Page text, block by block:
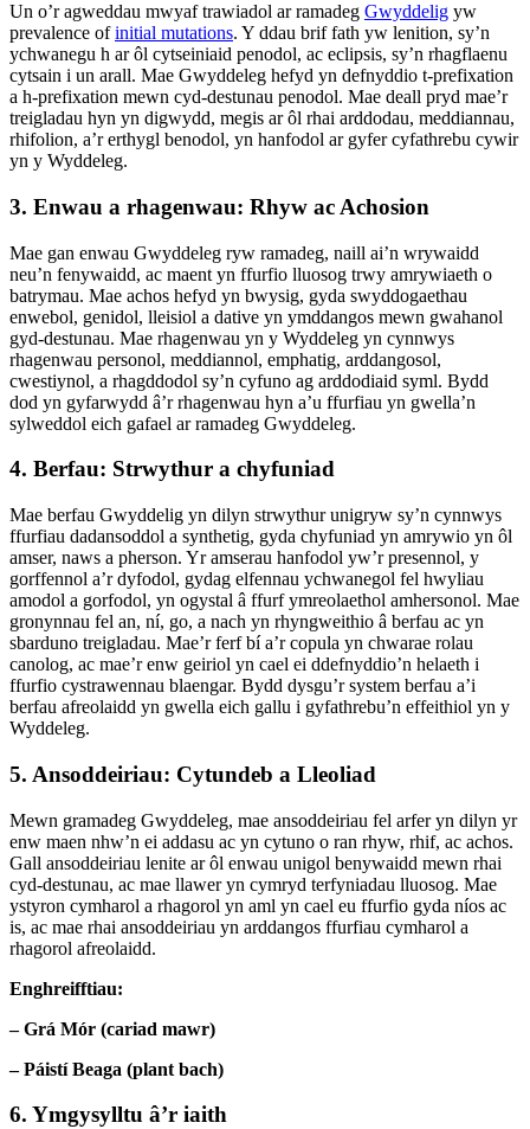
Un o’r agweddau mwyaf trawiadol ar ramadeg Gwyddelig yw
prevalence ofinitial mutations. Y ddau brif fath yw lenition, sy’n
ychwanegu h ar ôl cytseiniaid penodol, ac eclipsis, sy’n rhagflaenu
cytsain i un arall. Mae Gwyddeleg hefyd yn defnyddio t-prefixation
a h-prefixation mewn cyd-destunau penodol. Mae deall pryd mae’r
treigladau hyn yn digwydd, megis ar ôl rhai arddodau, meddiannau,
rhifolion, a’r erthygl benodol, yn hanfodol ar gyfer cyfathrebu cywir
yn y Wyddeleg.
3. Enwau a rhagenwau: Rhyw ac Achosion
Mae gan enwau Gwyddeleg ryw ramadeg, naill ai’n wrywaidd
neu’n fenywaidd, ac maent yn ffurfio lluosog trwy amrywiaeth o
batrymau. Mae achos hefyd yn bwysig, gyda swyddogaethau
enwebol, genidol, lleisiol a dative yn ymddangos mewn gwahanol
gyd-destunau. Mae rhagenwau yn y Wyddeleg yn cynnwys
rhagenwau personol, meddiannol, emphatig, arddangosol,
cwestiynol, a rhagddodol sy’n cyfuno ag arddodiaid syml. Bydd
dod yn gyfarwydd â’r rhagenwau hyn a’u ffurfiau yn gwella’n
sylweddol eich gafael ar ramadeg Gwyddeleg.
4. Berfau: Strwythur a chyfuniad
Mae berfau Gwyddelig yn dilyn strwythur unigryw sy’n cynnwys
ffurfiau dadansoddol a synthetig, gyda chyfuniad yn amrywio yn ôl
amser, naws a pherson. Yr amserau hanfodol yw’r presennol, y
gorffennol a’r dyfodol, gydag elfennau ychwanegol fel hwyliau
amodol a gorfodol, yn ogystal â ffurf ymreolaethol amhersonol. Mae
gronynnau fel an, ní, go, a nach yn rhyngweithio â berfau ac yn
sbarduno treigladau. Mae’r ferf bí a’r copula yn chwarae rolau
canolog, ac mae’r enw geiriol yn cael ei ddefnyddio’n helaeth i
ffurfio cystrawennau blaengar. Bydd dysgu’r system berfau a’i
berfau afreolaidd yn gwella eich gallu i gyfathrebu’n effeithiol yn y
Wyddeleg.
5. Ansoddeiriau: Cytundeb a Lleoliad
Mewn gramadeg Gwyddeleg, mae ansoddeiriau fel arfer yn dilyn yr
enw maen nhw’n ei addasu ac yn cytuno o ran rhyw, rhif, ac achos.
Gall ansoddeiriau lenite ar ôl enwau unigol benywaidd mewn rhai
cyd-destunau, ac mae llawer yn cymryd terfyniadau lluosog. Mae
ystyron cymharol a rhagorol yn aml yn cael eu ffurfio gyda níos ac
is, ac mae rhai ansoddeiriau yn arddangos ffurfiau cymharol a
rhagorol afreolaidd.
Enghreifftiau:
– Grá Mór (cariad mawr)
– Páistí Beaga (plant bach)
6. Ymgysylltu â’r iaith